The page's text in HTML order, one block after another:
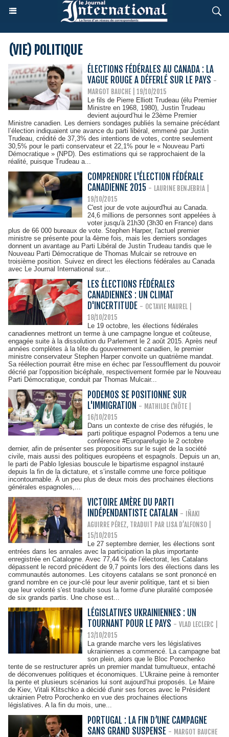
(VIE) POLITIQUE
ÉLECTIONS FÉDÉRALES AU CANADA : LA
VAGUE ROUGE A DÉFERLÉ SUR LE PAYS -
MARGOT BAUCHE | 19/10/2015
Le fils de Pierre Elliott Trudeau (élu Premier
Ministre en 1968, 1980), Justin Trudeau
devient aujourd’hui le 23ème Premier
Ministre canadien. Les derniers sondages publiés la semaine précédant
l’élection indiquaient une avance du parti libéral, emmené par Justin
Trudeau, crédité de 37,3% des intentions de votes, contre seulement
30,5% pour le parti conservateur et 22,1% pour le « Nouveau Parti
Démocratique » (NPD). Des estimations qui se rapprochaient de la
réalité, puisque Trudeau a...
COMPRENDRE L'ÉLECTION FÉDÉRALE
CANADIENNE 2015 - LAURINE BENJEBRIA
19/10/2015
C'est jour de vote aujourd'hui au Canada.
24,6 millions de personnes sont appelées à
voter jusqu'à 21h30 (3h30 en France) dans
plus de 66 000 bureaux de vote. Stephen Harper, l'actuel premier
ministre se présente pour la 4ème fois, mais les derniers sondages
donnent un avantage au Parti Libéral de Justin Trudeau tandis que le
Nouveau Parti Démocratique de Thomas Mulcair se retrouve en
troisième position. Suivez en direct les élections fédérales au Canada
avec Le Journal International sur...
LES ÉLECTIONS FÉDÉRALES
CANADIENNES : UN CLIMAT
D'INCERTITUDE - OCTAVIE MAUREL |
18/10/2015
Le 19 octobre, les élections fédérales
canadiennes mettront un terme à une campagne longue et coûteuse,
engagée suite à la dissolution du Parlement le 2 août 2015. Après neuf
années complètes à la tête du gouvernement canadien, le premier
ministre conservateur Stephen Harper convoite un quatrième mandat.
Sa réélection pourrait être mise en échec par l'essoufflement du pouvoir
décrié par l'opposition bicéphale, respectivement formée par le Nouveau
Parti Démocratique, conduit par Thomas Mulcair...
PODEMOS SE POSITIONNE SUR
L'IMMIGRATION - MATHILDE L'HÔTE
16/10/2015
Dans un contexte de crise des réfugiés, le
parti politique espagnol Podemos a tenu une
conférence #Europarefugio le 2 octobre
dernier, afin de présenter ses propositions sur le sujet de la société
civile, mais aussi des politiques européens et espagnols. Depuis un an,
le parti de Pablo Iglesias bouscule le bipartisme espagnol instauré
depuis la fin de la dictature, et s’installe comme une force politique
incontournable. À un peu plus de deux mois des prochaines élections
générales espagnoles,...
VICTOIRE AMÈRE DU PARTI
INDÉPENDANTISTE CATALAN -
IÑAKI
AGUIRRE PÉREZ, TRADUIT PAR LISA D’ALFONSO |
15/10/2015
Le 27 septembre dernier, les élections sont
entrées dans les annales avec la participation la plus importante
enregistrée en Catalogne. Avec 77,44 % de l’électorat, les Catalans
dépassent le record précédent de 9,7 points lors des élections dans les
communautés autonomes. Les citoyens catalans se sont prononcé en
grand nombre en ce jour-clé pour leur avenir politique, tant et si bien
que leur volonté s'est traduite sous la forme d'une pluralité composée
de six grands partis. Une chose est...
LÉGISLATIVES UKRAINIENNES : UN
TOURNANT POUR LE PAYS - VLAD LECLERC |
13/10/2015
La grande marche vers les législatives
ukrainiennes a commencé. La campagne bat
son plein, alors que le Bloc Porochenko
tente de se restructurer après un premier mandat tumultueux, entaché
de déconvenues politiques et économiques. L’Ukraine peine à remonter
la pente et plusieurs scénarios lui sont aujourd’hui proposés. Le Maire
de Kiev, Vitali Klitschko a décidé d'unir ses forces avec le Président
ukrainien Petro Porochenko en vue des prochaines élections
législatives. A la fin du mois, une...
PORTUGAL : LA FIN D’UNE CAMPAGNE
SANS GRAND SUSPENSE - MARGOT BAUCHE